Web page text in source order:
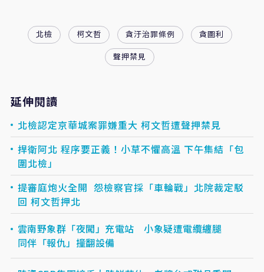
北檢 柯文哲 貪汙治罪條例
貪圖利
聲押禁見
延伸閱讀
北檢認定京華城案罪嫌重大 柯文哲遭聲押禁見
捍衛阿北 程序要正義！小草不懼高溫 下午集結「包
圍北檢」
提審庭炮火全開 怨檢察官採「車輪戰」北院裁定駁
回 柯文哲押北
雲南野象群「夜闖」充電站 小象疑遭電纜纏腿
同伴「報仇」撞翻設備